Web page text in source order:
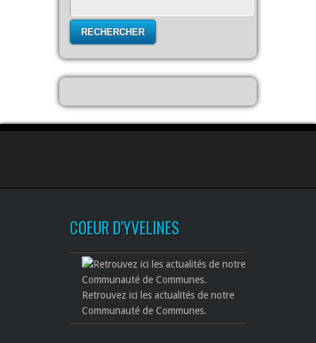
COEUR D'YVELINES
Retrouvez ici les actualités de notre
Communauté de Communes.